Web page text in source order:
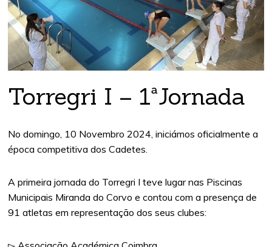
Torregri I – 1ªJornada
No domingo, 10 Novembro 2024, iniciámos oficialmente a
época competitiva dos Cadetes.
A primeira jornada do Torregri I teve lugar nas Piscinas
Municipais Miranda do Corvo e contou com a presença de
91 atletas em representação dos seus clubes: